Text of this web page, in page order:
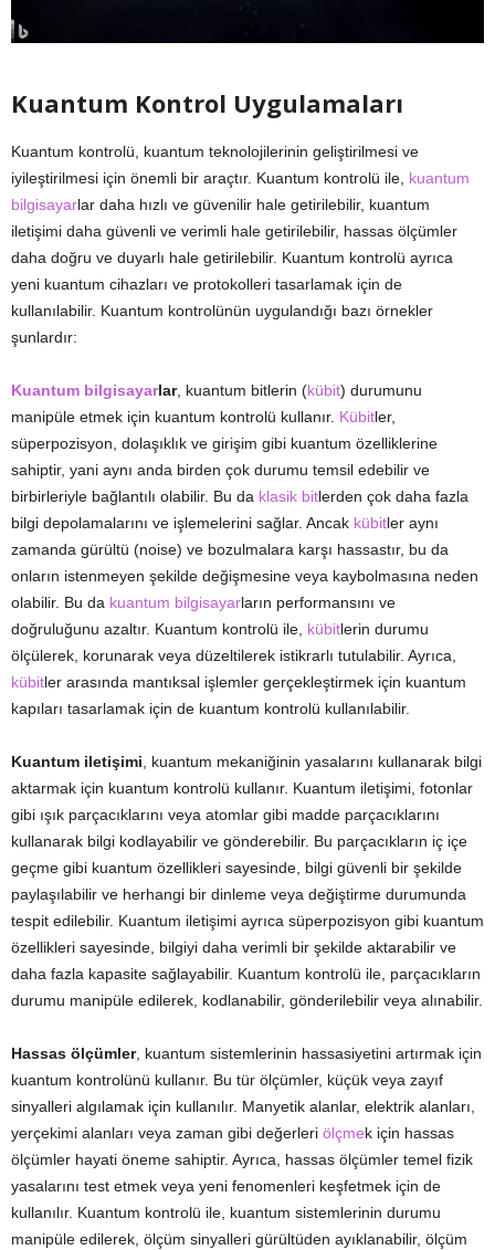
Kuantum Kontrol Uygulamaları
Kuantum kontrolü, kuantum teknolojilerinin geliştirilmesi ve
iyileştirilmesi için önemli bir araçtır. Kuantum kontrolü ile, kuantum
bilgisayarlar daha hızlı ve güvenilir hale getirilebilir, kuantum
iletişimi daha güvenli ve verimli hale getirilebilir, hassas ölçümler
daha doğru ve duyarlı hale getirilebilir. Kuantum kontrolü ayrıca
yeni kuantum cihazları ve protokolleri tasarlamak için de
kullanılabilir. Kuantum kontrolünün uygulandığı bazı örnekler
şunlardır:
Kuantum bilgisayarlar, kuantum bitlerin (kübit) durumunu
manipüle etmek için kuantum kontrolü kullanır. Kübitler,
süperpozisyon, dolaşıklık ve girişim gibi kuantum özelliklerine
sahiptir, yani aynı anda birden çok durumu temsil edebilir ve
birbirleriyle bağlantılı olabilir. Bu da klasik bitlerden çok daha fazla
bilgi depolamalarını ve işlemelerini sağlar. Ancak kübitler aynı
zamanda gürültü (noise) ve bozulmalara karşı hassastır, bu da
onların istenmeyen şekilde değişmesine veya kaybolmasına neden
olabilir. Bu da kuantum bilgisayarların performansını ve
doğruluğunu azaltır. Kuantum kontrolü ile, kübitlerin durumu
ölçülerek, korunarak veya düzeltilerek istikrarlı tutulabilir. Ayrıca,
kübitler arasında mantıksal işlemler gerçekleştirmek için kuantum
kapıları tasarlamak için de kuantum kontrolü kullanılabilir.
Kuantum iletişimi , kuantum mekaniğinin yasalarını kullanarak bilgi
aktarmak için kuantum kontrolü kullanır. Kuantum iletişimi, fotonlar
gibi ışık parçacıklarını veya atomlar gibi madde parçacıklarını
kullanarak bilgi kodlayabilir ve gönderebilir. Bu parçacıkların iç içe
geçme gibi kuantum özellikleri sayesinde, bilgi güvenli bir şekilde
paylaşılabilir ve herhangi bir dinleme veya değiştirme durumunda
tespit edilebilir. Kuantum iletişimi ayrıca süperpozisyon gibi kuantum
özellikleri sayesinde, bilgiyi daha verimli bir şekilde aktarabilir ve
daha fazla kapasite sağlayabilir. Kuantum kontrolü ile, parçacıkların
durumu manipüle edilerek, kodlanabilir, gönderilebilir veya alınabilir.
Hassas ölçümler, kuantum sistemlerinin hassasiyetini artırmak için
kuantum kontrolünü kullanır. Bu tür ölçümler, küçük veya zayıf
sinyalleri algılamak için kullanılır. Manyetik alanlar, elektrik alanları,
yerçekimi alanları veya zaman gibi değerleri ölçmek için hassas
ölçümler hayati öneme sahiptir. Ayrıca, hassas ölçümler temel fizik
yasalarını test etmek veya yeni fenomenleri keşfetmek için de
kullanılır. Kuantum kontrolü ile, kuantum sistemlerinin durumu
manipüle edilerek, ölçüm sinyalleri gürültüden ayıklanabilir, ölçüm